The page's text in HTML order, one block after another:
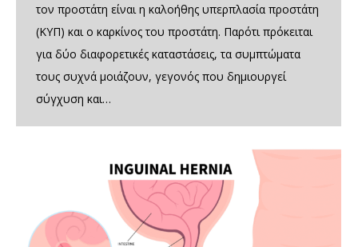
τον προστάτη είναι η καλοήθης υπερπλασία προστάτη
(ΚΥΠ) και ο καρκίνος του προστάτη. Παρότι πρόκειται
για δύο διαφορετικές καταστάσεις, τα συμπτώματα
τους συχνά μοιάζουν, γεγονός που δημιουργεί
σύγχυση και…